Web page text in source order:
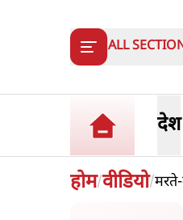
ALL
देश
होम/वीडियो/